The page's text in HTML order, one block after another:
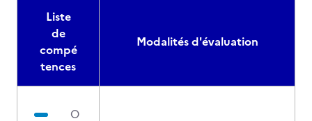
Liste
de
compé
tences
Modalités d'évaluation
O